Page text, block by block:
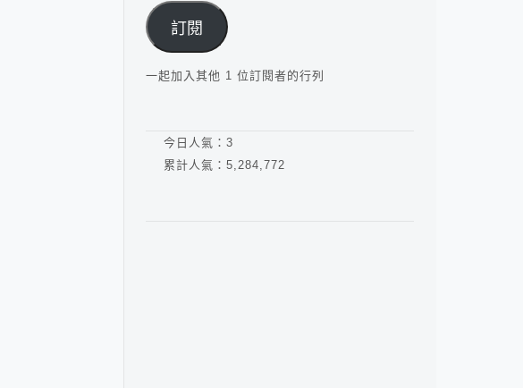
郵
件
地
址
訂閱
一起加入其他 1 位訂閱者的行列
今日人氣： 3
累計人氣： 5,284,772